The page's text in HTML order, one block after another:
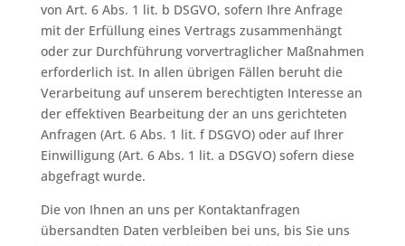
von Art. 6 Abs. 1 lit. b DSGVO, sofern Ihre Anfrage
mit der Erfüllung eines Vertrags zusammenhängt
oder zur Durchführung vorvertraglicher Maßnahmen
erforderlich ist. In allen übrigen Fällen beruht die
Verarbeitung auf unserem berechtigten Interesse an
der effektiven Bearbeitung der an uns gerichteten
Anfragen (Art. 6 Abs. 1 lit. f DSGVO) oder auf Ihrer
Einwilligung (Art. 6 Abs. 1 lit. a DSGVO) sofern diese
abgefragt wurde.
Die von Ihnen an uns per Kontaktanfragen
übersandten Daten verbleiben bei uns, bis Sie uns